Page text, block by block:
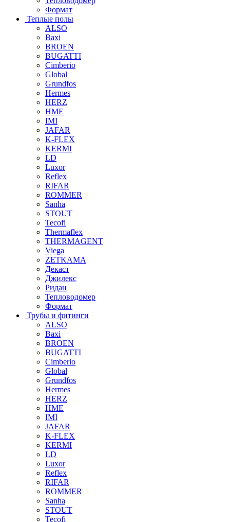
Формат
Теплые полы
ALSO
Baxi
BROEN
BUGATTI
Cimberio
Global
Grundfos
Hermes
HERZ
HME
IMI
JAFAR
K-FLEX
KERMI
LD
Luxor
Reflex
RIFAR
ROMMER
Sanha
STOUT
Tecofi
Thermaflex
THERMAGENT
Viega
ZETKAMA
Декаст
Джилекс
Ридан
Тепловодомер
Формат
Трубы и фитинги
ALSO
Baxi
BROEN
BUGATTI
Cimberio
Global
Grundfos
Hermes
HERZ
HME
IMI
JAFAR
K-FLEX
KERMI
LD
Luxor
Reflex
RIFAR
ROMMER
Sanha
STOUT
Tecofi